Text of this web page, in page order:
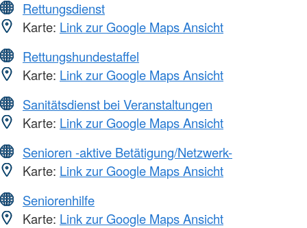
Rettungsdienst
Karte: Link zur Google Maps Ansicht
Rettungshundestaffel
Karte: Link zur Google Maps Ansicht
Sanitätsdienst bei Veranstaltungen
Karte: Link zur Google Maps Ansicht
Senioren -aktive Betätigung/Netzwerk-
Karte: Link zur Google Maps Ansicht
Seniorenhilfe
Karte: Link zur Google Maps Ansicht